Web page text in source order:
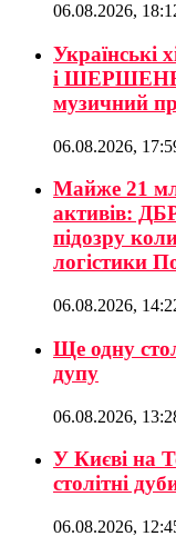
06.08.2026,
Українські
і ШЕРШЕНЬ
музичний
06.08.2026,
Майже 21
активів:
підозру
логістики
06.08.2026,
Ще одну
дупу
06.08.2026,
У Києві на
столітні
06.08.2026,